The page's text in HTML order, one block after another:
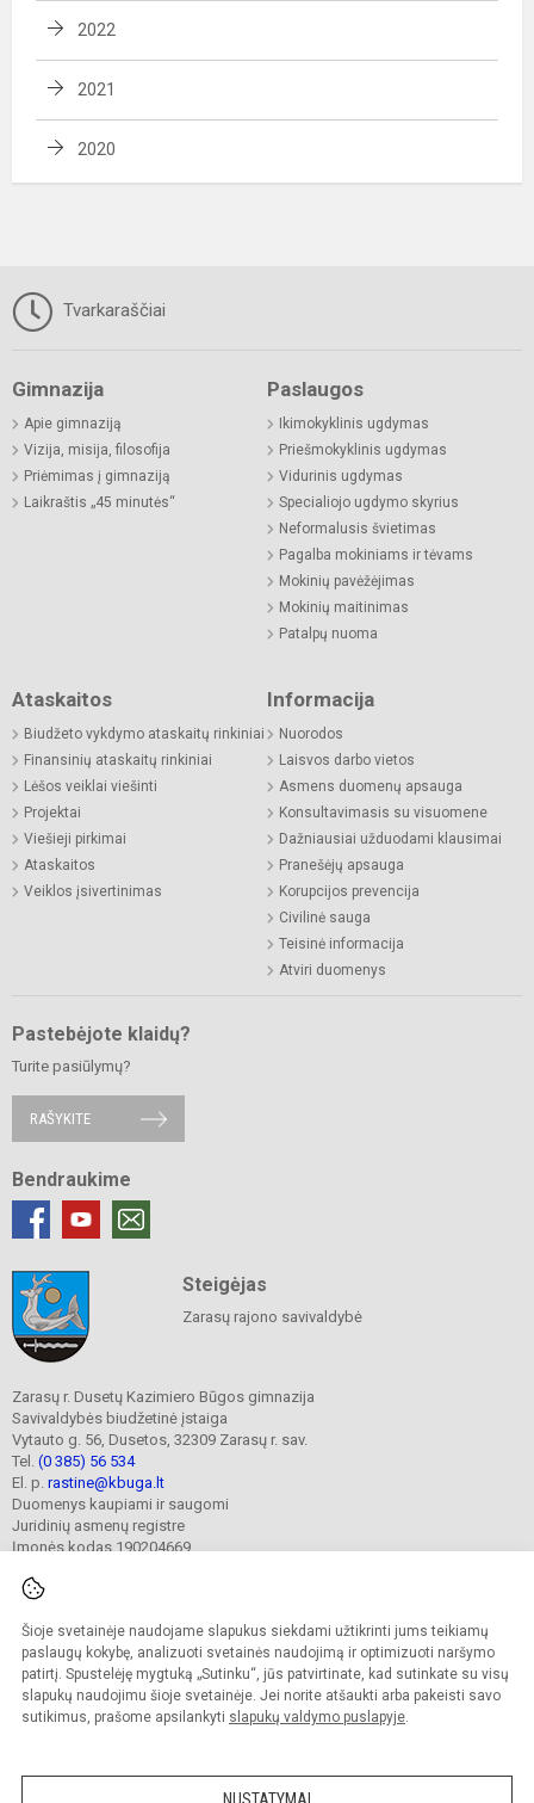
Šioje svetainėje naudojame slapukus siekdami užtikrinti jums teikiamų
paslaugų kokybę, analizuoti svetainės naudojimą ir optimizuoti naršymo
patirtį. Spustelėję mygtuką „Sutinku“, jūs patvirtinate, kad sutinkate su visų
slapukų naudojimu šioje svetainėje. Jei norite atšaukti arba pakeisti savo
sutikimus, prašome apsilankyti slapukų valdymo puslapyje.
NUSTATYMAI
2022
2021
2020
Tvarkaraščiai
Gimnazija
Apie gimnaziją
Vizija, misija, filosofija
Priėmimas į gimnaziją
Laikraštis „45 minutės“
Paslaugos
Ikimokyklinis ugdymas
Priešmokyklinis ugdymas
Vidurinis ugdymas
Specialiojo ugdymo skyrius
Neformalusis švietimas
Pagalba mokiniams ir tėvams
Mokinių pavėžėjimas
Mokinių maitinimas
Patalpų nuoma
Ataskaitos
Biudžeto vykdymo ataskaitų rinkiniai
Finansinių ataskaitų rinkiniai
Lėšos veiklai viešinti
Projektai
Viešieji pirkimai
Ataskaitos
Veiklos įsivertinimas
Informacija
Nuorodos
Laisvos darbo vietos
Asmens duomenų apsauga
Konsultavimasis su visuomene
Dažniausiai užduodami klausimai
Pranešėjų apsauga
Korupcijos prevencija
Civilinė sauga
Teisinė informacija
Atviri duomenys
Pastebėjote klaidų?
Turite pasiūlymų?
RAŠYKITE
Bendraukime
Steigėjas
Zarasų rajono savivaldybė
Zarasų r. Dusetų Kazimiero Būgos gimnazija
Savivaldybės biudžetinė įstaiga
Vytauto g. 56, Dusetos, 32309 Zarasų r. sav.
Tel. (0 385) 56 534
El. p. rastine@kbuga.lt
Duomenys kaupiami ir saugomi
Juridinių asmenų registre
Įmonės kodas 190204669
© 2023. Zarasų r. Dusetų Kazimiero Būgos gimnazija. Visos teisės saugomos.
Kopijuoti turinį be raštiško gimnazijos sutikimo griežtai draudžiama.
Prieinamumo paraiška Slapukų valdymas
Sumanus būdas atnaujinti